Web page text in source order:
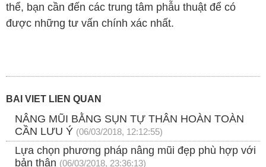
thể, bạn cần đến các trung tâm phẫu thuật để có
được những tư vấn chính xác nhất.
BÀI VIẾT LIÊN QUAN
NÂNG MŨI BẰNG SỤN TỰ THÂN HOÀN TOÀN
CẦN LƯU Ý (06/03/2018, 12:12:55)
Lựa chọn phương pháp nâng mũi đẹp phù hợp với
bản thân (06/03/2018, 23:36:13)